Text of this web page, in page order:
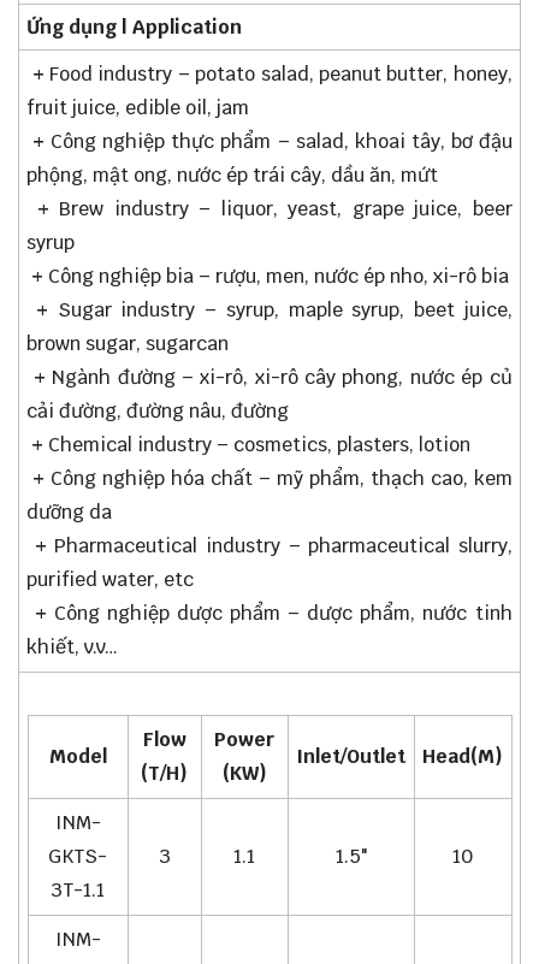
Ứng dụng | Application
+ Food industry – potato salad, peanut butter, honey,
fruit juice, edible oil, jam
+ Công nghiệp thực phẩm – salad, khoai tây, bơ đậu
phộng, mật ong, nước ép trái cây, dầu ăn, mứt
+ Brew industry – liquor, yeast, grape juice, beer
syrup
+ Công nghiệp bia – rượu, men, nước ép nho, xi-rô bia
+ Sugar industry – syrup, maple syrup, beet juice,
brown sugar, sugarcan
+ Ngành đường – xi-rô, xi-rô cây phong, nước ép củ
cải đường, đường nâu, đường
+ Chemical industry – cosmetics, plasters, lotion
+ Công nghiệp hóa chất – mỹ phẩm, thạch cao, kem
dưỡng da
+ Pharmaceutical industry – pharmaceutical slurry,
purified water, etc
+ Công nghiệp dược phẩm – dược phẩm, nước tinh
khiết, v.v…
Model
Flow
(T/H)
Power
(KW)
Inlet/Outlet Head(M)
INM-
GKTS-
3T-1.1
3 1.1 1.5" 10
INM-